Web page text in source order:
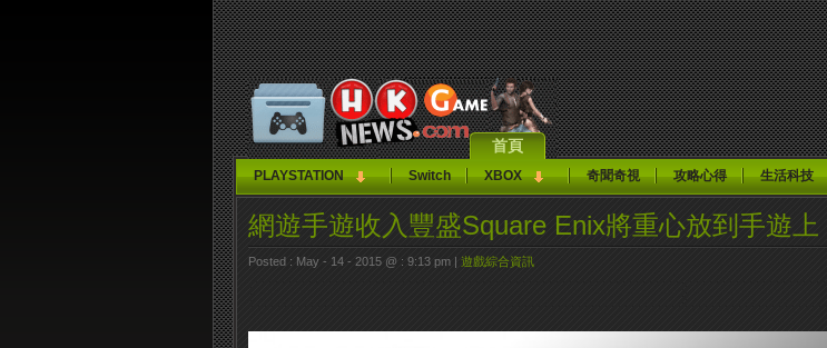
首頁
PLAYSTATION Switch XBOX 奇聞奇視 攻略心得 生活科技
網遊手遊收入豐盛Square Enix將重心放到手遊上
Posted : May - 14 - 2015 @ : 9:13 pm | 遊戲綜合資訊